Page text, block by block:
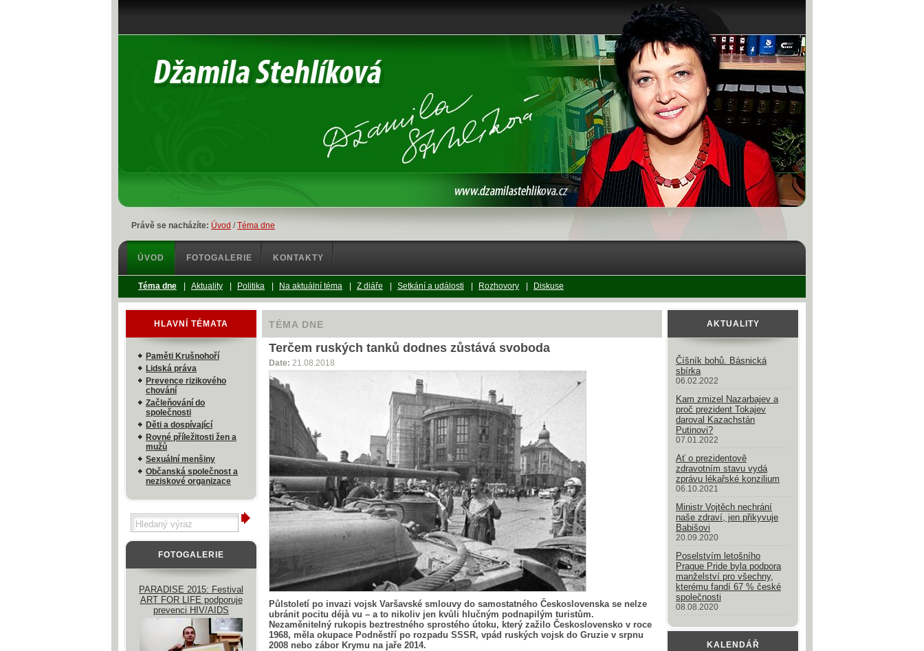
Právě se nacházíte: Úvod /Téma dne
TÉMA DNE
Terčem ruských tanků dodnes zůstává svoboda
Date: 21.08.2018
Půlstoletí po invazi vojsk Varšavské smlouvy do samostatného Československa se nelze
ubránit pocitu déjà vu – a to nikoliv jen kvůli hlučným podnapilým turistům.
Nezaměnitelný rukopis beztrestného sprostého útoku, který zažilo Československo v roce
1968, měla okupace Podněstří po rozpadu SSSR, vpád ruských vojsk do Gruzie v srpnu
2008 nebo zábor Krymu na jaře 2014.
HLAVNÍ TÉMATA
Paměti Krušnohoří
Lidská práva
Prevence rizikového
chování
Začleňování do
společnosti
Děti a dospívající
Rovné příležitosti žen a
mužů
Sexuální menšiny
Občanská společnost a
neziskové organizace
FOTOGALERIE
PARADISE 2015: Festival
ART FOR LIFE podporuje
prevenci HIV/AIDS
AKTUALITY
Číšník bohů. Básnická
sbírka
06.02.2022
Kam zmizel Nazarbajev a
proč prezident Tokajev
daroval Kazachstán
Putinovi?
07.01.2022
Ať o prezidentově
zdravotním stavu vydá
zprávu lékařské konzilium
06.10.2021
Ministr Vojtěch nechrání
naše zdraví, jen přikyvuje
Babišovi
20.09.2020
Poselstvím letošního
Prague Pride byla podpora
manželství pro všechny,
kterému fandí 67 % české
společnosti
08.08.2020
KALENDÁŘ
ÚVOD FOTOGALERIE KONTAKTY
Téma dne Aktuality Politika Na aktuální téma Z diáře Setkání a události Rozhovory Diskuse